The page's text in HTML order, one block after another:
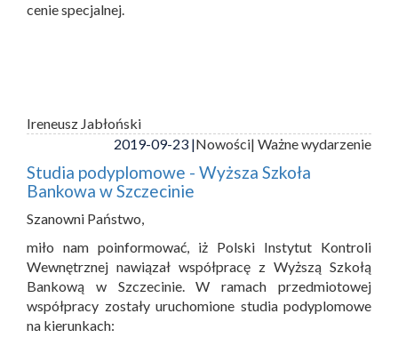
cenie specjalnej.
Ireneusz Jabłoński
2019-09-23 |Nowości| Ważne wydarzenie
Studia podyplomowe - Wyższa Szkoła
Bankowa w Szczecinie
Szanowni Państwo,
miło nam poinformować, iż Polski Instytut Kontroli
Wewnętrznej nawiązał współpracę z Wyższą Szkołą
Bankową w Szczecinie. W ramach przedmiotowej
współpracy zostały uruchomione studia podyplomowe
na kierunkach: